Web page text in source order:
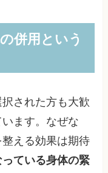
併用という
された方も大歓
ます。なぜな
える効果は期待
ている身体の緊